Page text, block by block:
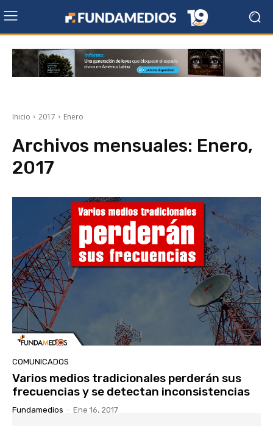
Inicio 2017 Enero
Archivos mensuales: Enero,
2017
COMUNICADOS
Varios medios tradicionales perderán sus
frecuencias y se detectan inconsistencias
Fundamedios - Ene 16, 2017